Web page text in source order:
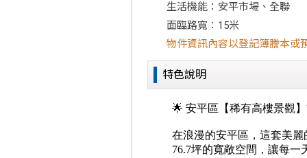
生活機能：安平市場、全聯
面臨路寬：15米
物件資訊內容以登記簿謄本或
特色說明